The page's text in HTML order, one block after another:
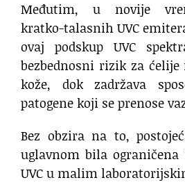
Međutim, u novije
kratko-talasnih UVC
ovaj podskup UVC
bezbednosni rizik za
kože, dok zadržava
patogene koji se prenose
Bez obzira na to,
uglavnom bila
UVC u malim